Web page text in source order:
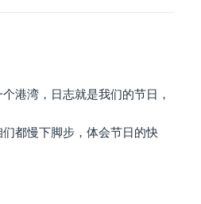
港湾，日志就是我们的节日，
都慢下脚步，体会节日的快